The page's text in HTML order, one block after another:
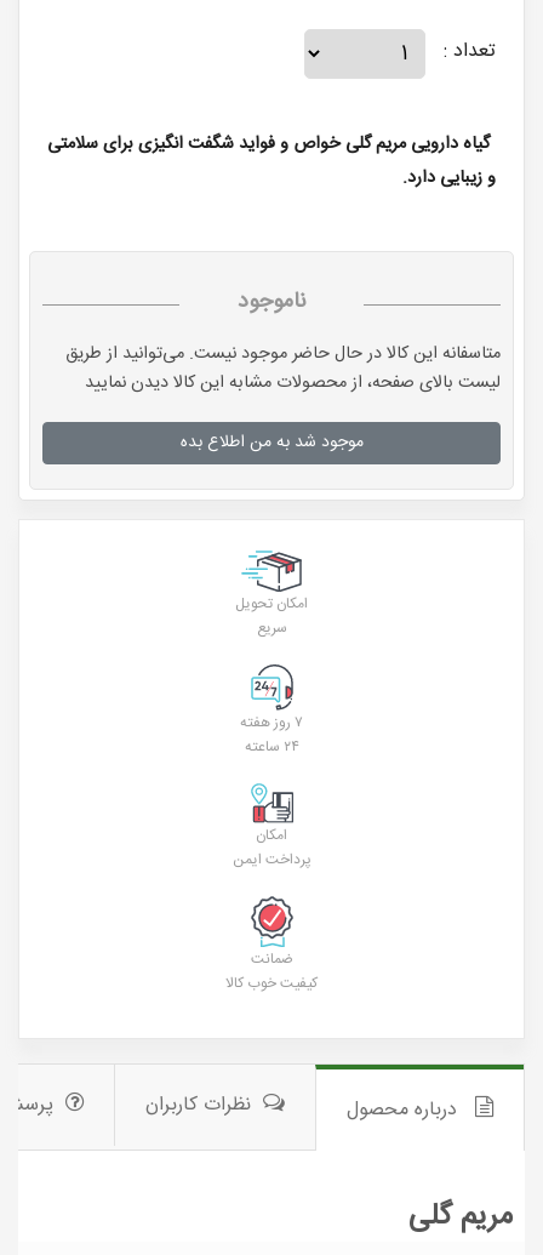
تعداد :
گیاه دارویی مریم گلی خواص و فواید شگفت انگیزی برای سلامتی
و زیبایی دارد.
ناموجود
متاسفانه این کالا در حال حاضر موجود نیست. می‌توانید از طریق
لیست بالای صفحه، از محصولات مشابه این کالا دیدن نمایید
موجود شد به من اطلاع بده
امکان تحویل
سریع
۷ روز هفته
۲۴ ساعته
امکان
پرداخت ایمن
ضمانت
کیفیت خوب کالا
درباره محصول نظرات کاربران
مریم گلی